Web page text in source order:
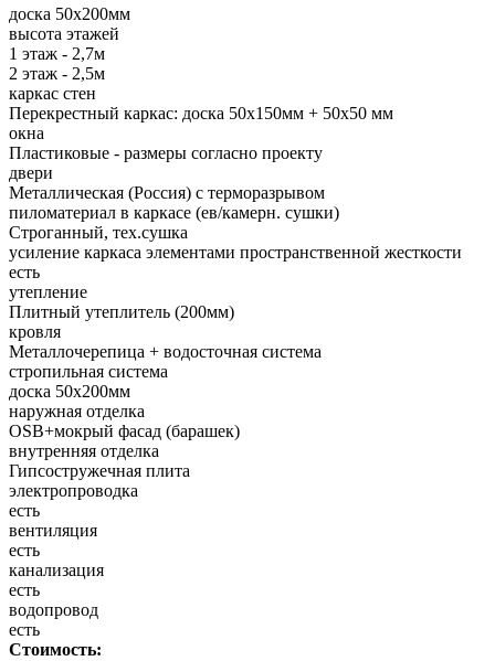
доска 50х200мм
высота этажей
1 этаж - 2,7м
2 этаж - 2,5м
каркас стен
Перекрестный каркас: доска 50х150мм + 50х50 мм
окна
Пластиковые - размеры согласно проекту
двери
Металлическая (Россия) с терморазрывом
пиломатериал в каркасе (ев/камерн. сушки)
Строганный, тех.сушка
усиление каркаса элементами пространственной жесткости
есть
утепление
Плитный утеплитель (200мм)
кровля
Металлочерепица + водосточная система
стропильная система
доска 50х200мм
наружная отделка
OSB+мокрый фасад (барашек)
внутренняя отделка
Гипсостружечная плита
электропроводка
есть
вентиляция
есть
канализация
есть
водопровод
есть
Стоимость: